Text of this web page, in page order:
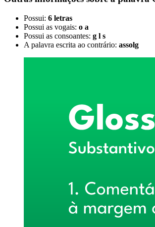
Possui: 6 letras
Possui as vogais: o a
Possui as consoantes: g l s
A palavra escrita ao contrário: assolg